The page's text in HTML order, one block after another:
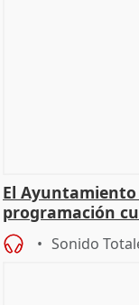
El
programación
Sonido